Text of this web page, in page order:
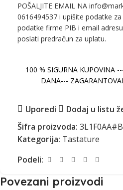
POŠALJITE EMAIL NA
0616494537 i upišite podatke
podatke firme PIB i email
poslati predračun za uplatu.
100 % SIGURNA KUPOVINA
DANA---
Uporedi
Dodaj u listu
Šifra proizvoda:
Kategorija: Tastature
Podeli:
Povezani proizvodi